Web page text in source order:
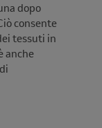
dopo
consente
tessuti in
anche